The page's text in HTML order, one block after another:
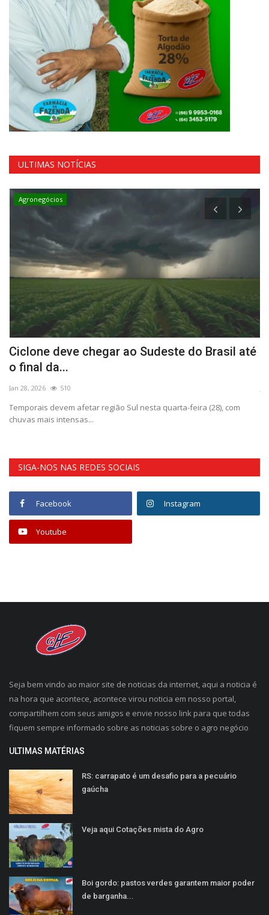
ULTIMAS NOTÍCIAS
Agronegócios
Ciclone deve chegar ao Sudeste do Brasil até
o final da...
Jan 28, 2026 510
Temporais devem afetar região Sul nesta quarta-feira (28), com
chuvas mais intensas...
SIGA-NOS NAS REDES SOCIAIS
Facebook Instagram
Youtube
Seja bem vindo ao maior site de noticias da internet, aqui a noticia é
na hora que acontece, acontece virou noticia em nosso portal,
compartilhem com seus amigos e envie nosso link para que todas
fiquem sempre informado sobre as noticias sobre o agro negócio
ULTIMAS MATÉRIAS
RS: carrapato é um desafio para a pecuário
gaúcha
Veja aqui Cotações mista do Agro
Boi gordo: pastos verdes garantem maior poder
de barganha...